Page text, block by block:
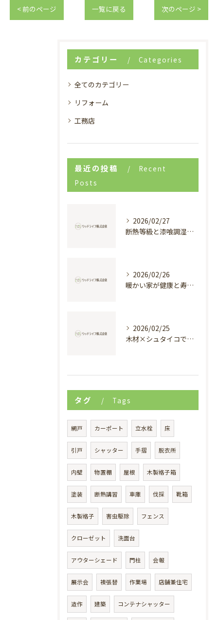
< 前のページ 一覧に戻る 次のページ >
カテゴリー Categories
全てのカテゴリー
リフォーム
工務店
最近の投稿
Recent
Posts
2026/02/27
断熱等級と漆喰調湿で実現する快適新築戸建て
2026/02/26
暖かい家が健康と寿命を支える理由
2026/02/25
木材×シュタイコで創る高断熱健康住宅
タグ Tags
網戸 カーポート 立水栓 床
引戸 シャッター 手摺 脱衣所
内壁 物置棚 屋根 木製格子箱
塗装 断熱講習 車庫 伐採 靴箱
木製格子 害虫駆除 フェンス
クローゼット 洗面台
アウターシェード 門柱 会報
展示会 襖張替 作業場 店舗兼住宅
造作 建築 コンテナシャッター